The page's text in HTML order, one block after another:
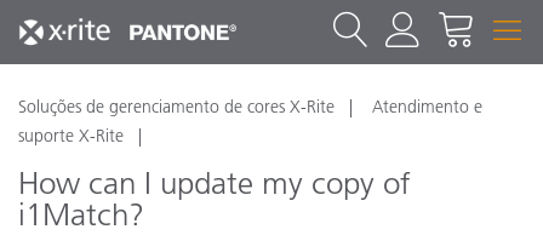
Soluções de gerenciamento de cores X-Rite
Atendimento e
suporte X-Rite
How can I update my copy of
i1Match?